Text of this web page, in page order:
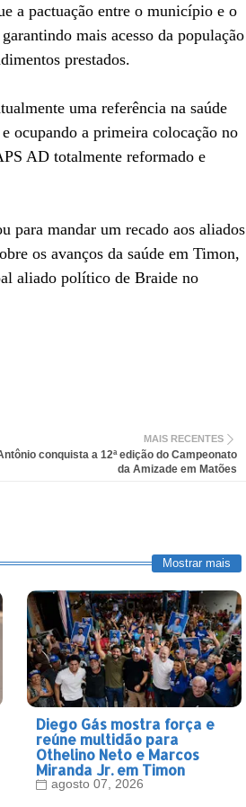
a pactuação entre o município e o
mais acesso da população
prestados.
uma referência na saúde
ocupando a primeira colocação no
AD totalmente reformado e
para mandar um recado aos aliados
os avanços da saúde em Timon,
aliado político de Braide no
MAIS RECENTES
conquista a 12ª edição do Campeonato
da Amizade em Matões
Mostrar mais
Diego Gás mostra força e
reúne multidão para
Othelino Neto e Marcos
Miranda Jr. em Timon
agosto 07, 2026